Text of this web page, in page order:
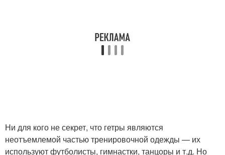
Ни для кого не секрет, что гетры являются
неотъемлемой частью тренировочной одежды — их
используют футболисты, гимнастки, танцоры и т.д. Но